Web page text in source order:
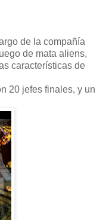
de la compañía
de mata aliens,
características de
20 jefes finales, y un